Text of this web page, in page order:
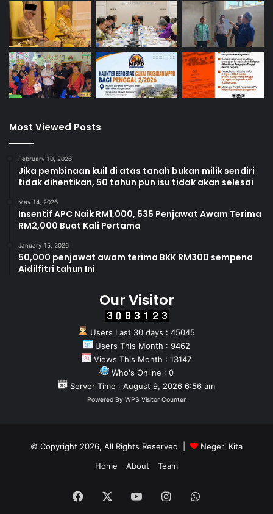
Most Viewed Posts
February 10, 2026
Jika pembinaan kuil di atas tanah bukan milik sendiri
tidak dihentikan, 50 tahun pun isu tidak akan selesai
May 14, 2026
Insentif APC Naik RM1,000, 535 Penjawat Awam Terima
RM2,000 Buat Kali Pertama
January 15, 2026
50,000 penjawat awam terima BKK RM300 sempena
Aidilfitri tahun Ini
Our Visitor
Users Last 30 days : 45045
Users This Month : 9462
Views This Month : 13147
Who's Online : 0
Server Time : August 9, 2026 6:56 am
Powered By WPS Visitor Counter
© Copyright 2026, All Rights Reserved |
Negeri Kita
Home
About Team
Facebook YouTubeInstagramWhatsApp